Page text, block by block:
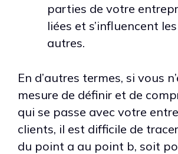
parties de votre
liées et s’influencent
autres.
En d’autres termes, si vous
mesure de définir et de
qui se passe avec votre
clients, il est difficile de
du point a au point b, soit